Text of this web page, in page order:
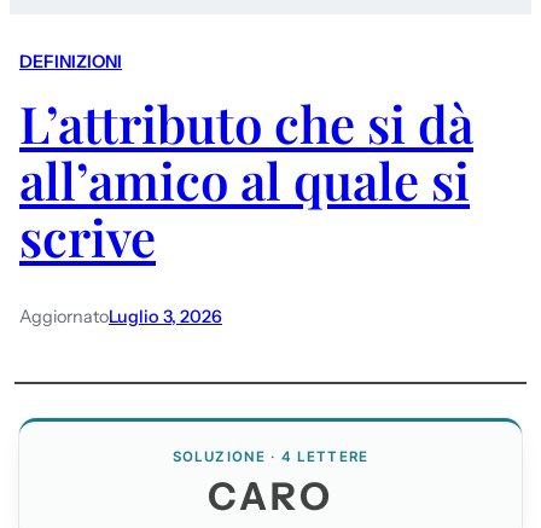
DEFINIZIONI
L’attributo che si dà
all’amico al quale si
scrive
AggiornatoLuglio 3, 2026
SOLUZIONE · 4 LETTERE
CARO